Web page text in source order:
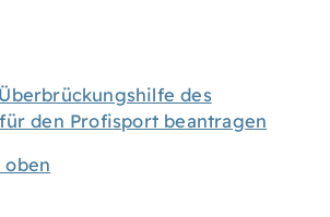
des
den Profisport beantragen
oben